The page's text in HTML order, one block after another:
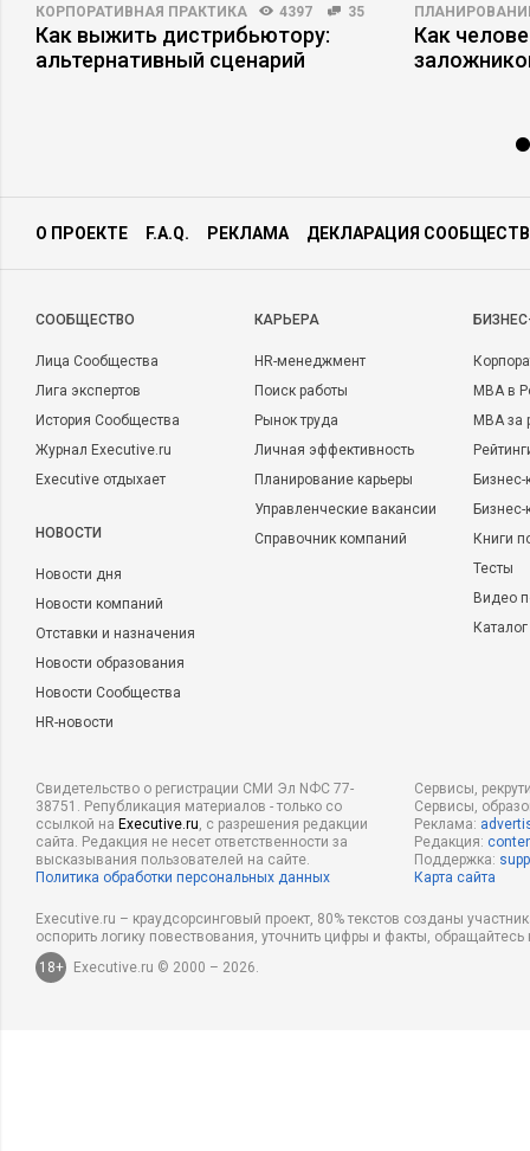
КОРПОРАТИВНАЯ ПРАКТИКА 4397 35
Как выжить дистрибьютору:
альтернативный сценарий
Как
О ПРОЕКТЕ F.A.Q. РЕКЛАМА ДЕКЛАРАЦИЯ
CООБЩЕСТВО
Лица Сообщества
Лига экспертов
История Сообщества
Журнал Executive.ru
Executive отдыхает
НОВОСТИ
Новости дня
Новости компаний
Отставки и назначения
Новости образования
Новости Сообщества
HR-новости
КАРЬЕРА
HR-менеджмент
Поиск работы
Рынок труда
Личная эффективность
Планирование карьеры
Управленческие вакансии
Справочник компаний
MBA в
MBA
Бизнес-
Книги
Тесты
Видео
Свидетельство о регистрации СМИ Эл NФС 77-
38751. Републикация материалов - только со
ссылкой на Executive.ru, с разрешения редакции
сайта. Редакция не несет ответственности за
высказывания пользователей на сайте.
Политика обработки персональных данных
Сервисы,
Сервисы,
Реклама:
Редакция:
Поддержка:
Карта сайта
Executive.ru – краудсорсинговый проект, 80% текстов созданы
оспорить логику повествования, уточнить цифры и факты,
18+
Executive.ru © 2000 – 2026.